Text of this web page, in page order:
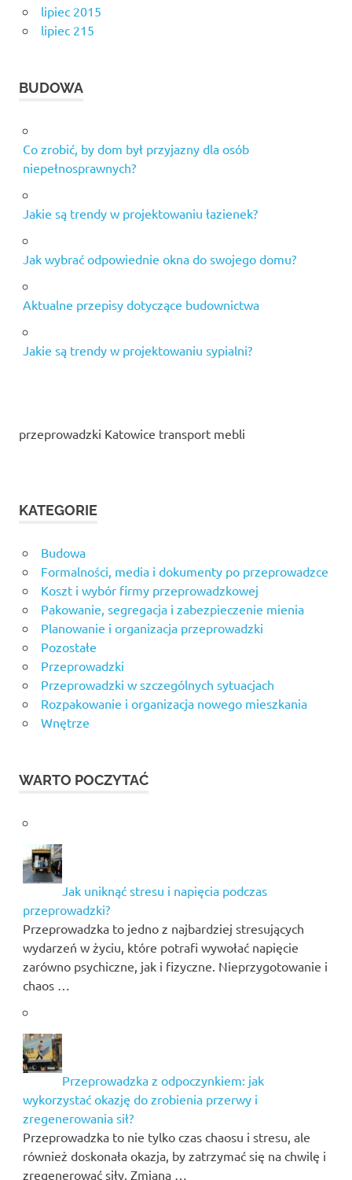
lipiec 2015
lipiec 215
BUDOWA
Co zrobić, by dom był przyjazny dla osób
niepełnosprawnych?
Jakie są trendy w projektowaniu łazienek?
Jak wybrać odpowiednie okna do swojego domu?
Aktualne przepisy dotyczące budownictwa
Jakie są trendy w projektowaniu sypialni?
przeprowadzki Katowice transport mebli
KATEGORIE
Budowa
Formalności, media i dokumenty po przeprowadzce
Koszt i wybór firmy przeprowadzkowej
Pakowanie, segregacja i zabezpieczenie mienia
Planowanie i organizacja przeprowadzki
Pozostałe
Przeprowadzki
Przeprowadzki w szczególnych sytuacjach
Rozpakowanie i organizacja nowego mieszkania
Wnętrze
WARTO POCZYTAĆ
Jak uniknąć stresu i napięcia podczas
przeprowadzki?
Przeprowadzka to jedno z najbardziej stresujących
wydarzeń w życiu, które potrafi wywołać napięcie
zarówno psychiczne, jak i fizyczne. Nieprzygotowanie i
chaos …
Przeprowadzka z odpoczynkiem: jak
wykorzystać okazję do zrobienia przerwy i
zregenerowania sił?
Przeprowadzka to nie tylko czas chaosu i stresu, ale
również doskonała okazja, by zatrzymać się na chwilę i
zregenerować siły. Zmiana …